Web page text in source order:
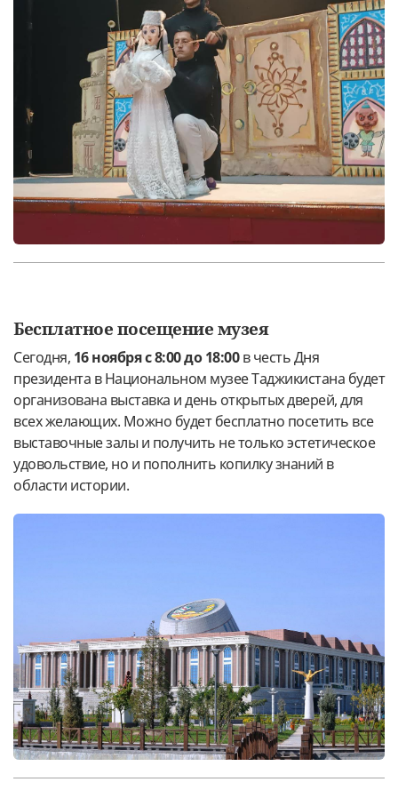
Бесплатное посещение музея
Сегодня, 16 ноября с 8:00 до 18:00в честь Дня
президента в Национальном музее Таджикистана будет
организована выставка и день открытых дверей, для
всех желающих. Можно будет бесплатно посетить все
выставочные залы и получить не только эстетическое
удовольствие, но и пополнить копилку знаний в
области истории.